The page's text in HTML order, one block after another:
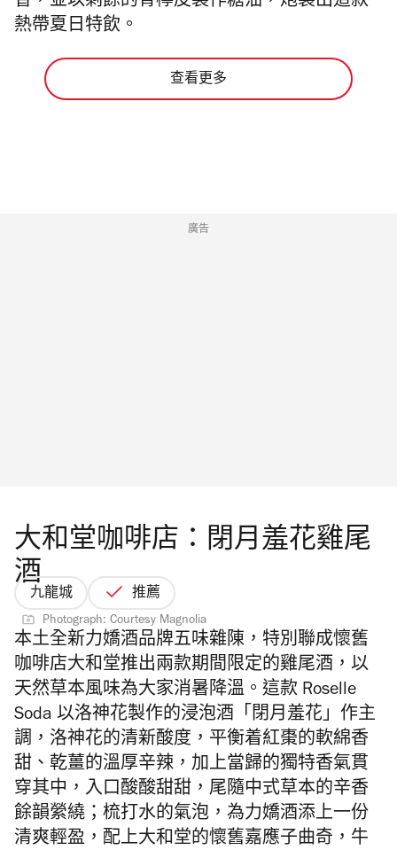
熱帶夏日特飲。
查看更多
廣告
大和堂咖啡店：閉月羞花雞尾
酒
九龍城 推薦
Photograph: Courtesy Magnolia
本土全新力嬌酒品牌五味雜陳，特別聯成懷舊
咖啡店大和堂推出兩款期間限定的雞尾酒，以
天然草本風味為大家消暑降溫。這款 Roselle
Soda 以洛神花製作的浸泡酒「閉月羞花」作主
調，洛神花的清新酸度，平衡着紅棗的軟綿香
甜、乾薑的溫厚辛辣，加上當歸的獨特香氣貫
穿其中，入口酸酸甜甜，尾隨中式草本的辛香
餘韻縈繞；梳打水的氣泡，為力嬌酒添上一份
清爽輕盈，配上大和堂的懷舊嘉應子曲奇，牛